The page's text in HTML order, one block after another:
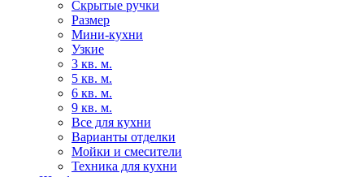
Скрытые ручки
Размер
Мини-кухни
Узкие
3 кв. м.
5 кв. м.
6 кв. м.
9 кв. м.
Все для кухни
Варианты отделки
Мойки и смесители
Техника для кухни